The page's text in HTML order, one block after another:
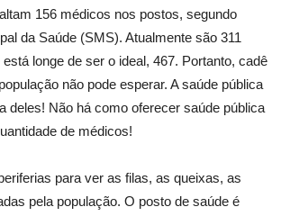
156 médicos nos postos, segundo
da Saúde (SMS). Atualmente são 311
longe de ser o ideal, 467. Portanto, cadê
não pode esperar. A saúde pública
deles! Não há como oferecer saúde pública
de médicos!
para ver as filas, as queixas, as
pela população. O posto de saúde é